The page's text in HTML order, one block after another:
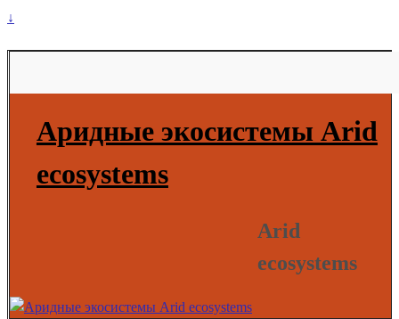
↓
Аридные экосистемы Arid
ecosystems
Arid
ecosystems